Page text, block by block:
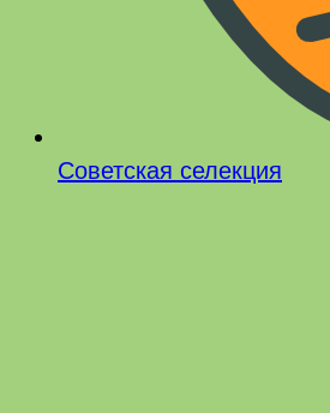
Советская селекция